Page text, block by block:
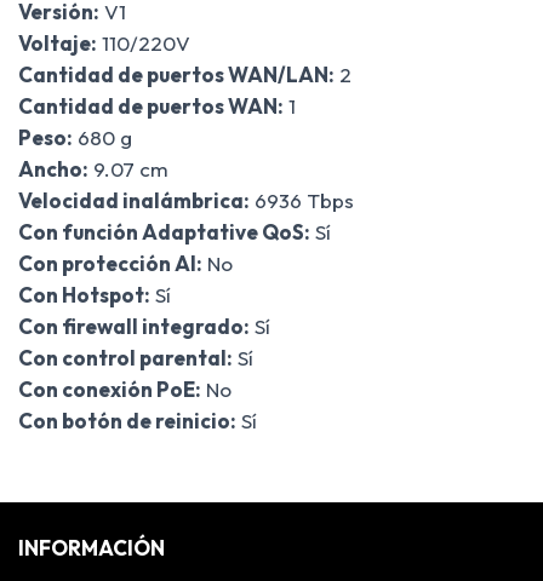
Versión: V1
Voltaje: 110/220V
Cantidad de puertos WAN/LAN: 2
Cantidad de puertos WAN: 1
Peso: 680 g
Ancho: 9.07 cm
Velocidad inalámbrica: 6936 Tbps
Con función Adaptative QoS: Sí
Con protección AI: No
Con Hotspot: Sí
Con firewall integrado: Sí
Con control parental: Sí
Con conexión PoE: No
Con botón de reinicio: Sí
INFORMACIÓN